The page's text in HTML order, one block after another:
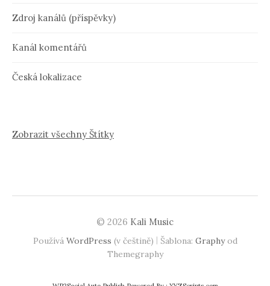
Zdroj kanálů (příspěvky)
Kanál komentářů
Česká lokalizace
Zobrazit všechny Štítky
© 2026 Kali Music
Používá WordPress (v češtině) | Šablona: Graphyod
Themegraphy